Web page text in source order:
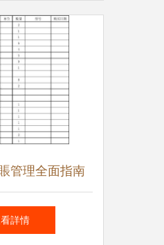
管理全面指南
詳情